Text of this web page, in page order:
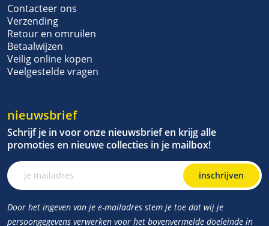
Contacteer ons
Verzending
Retour en omruilen
Betaalwijzen
Veilig online kopen
Veelgestelde vragen
nieuwsbrief
Schrijf je in voor onze nieuwsbrief en krijg alle
promoties en nieuwe collecties in je mailbox!
inschrijven
Door het ingeven van je e-mailadres stem je toe dat wij je
persoongegevens verwerken voor het bovenvermelde doeleinde in